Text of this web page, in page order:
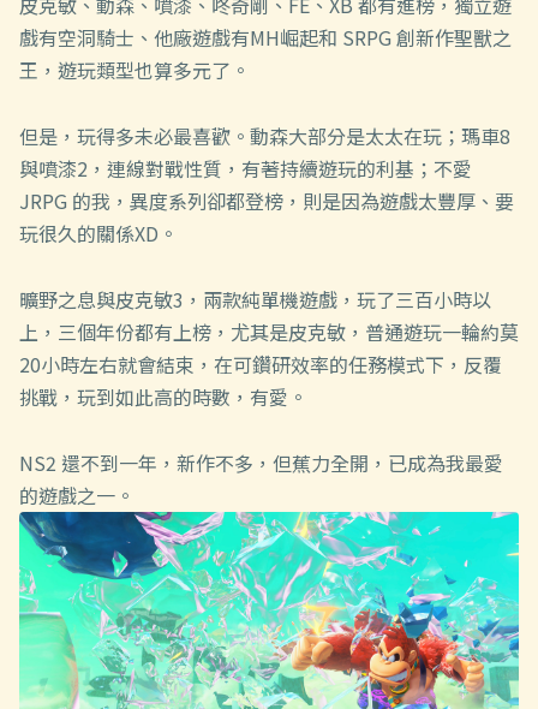
戲有空洞騎士、他廠遊戲有MH崛起和 SRPG 創新作聖獸之
王，遊玩類型也算多元了。
但是，玩得多未必最喜歡。動森大部分是太太在玩；瑪車8
與噴漆2，連線對戰性質，有著持續遊玩的利基；不愛
JRPG 的我，異度系列卻都登榜，則是因為遊戲太豐厚、要
玩很久的關係XD。
曠野之息與皮克敏3，兩款純單機遊戲，玩了三百小時以
上，三個年份都有上榜，尤其是皮克敏，普通遊玩一輪約莫
20小時左右就會結束，在可鑽研效率的任務模式下，反覆
挑戰，玩到如此高的時數，有愛。
NS2 還不到一年，新作不多，但蕉力全開，已成為我最愛
的遊戲之一。